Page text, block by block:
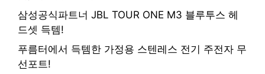
삼성공식파트너 JBL TOUR ONE M3 블루투스 헤
드셋 득템!
푸름터에서 득템한 가정용 스텐레스 전기 주전자 무
선포트!